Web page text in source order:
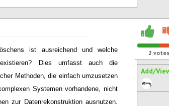
ist ausreichend und welche
Dies umfasst auch die
Methoden, die einfach umzusetzen
Systemen vorhandene, nicht
zur Datenrekonstruktion ausnutzen.
2 votes
Add/